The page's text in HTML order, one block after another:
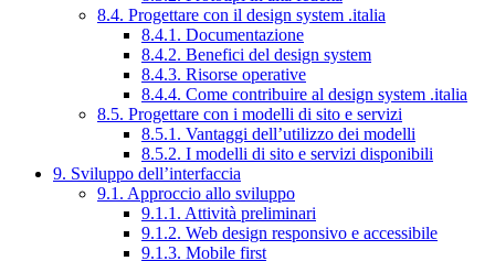
8.4. Progettare con il design system .italia
8.4.1. Documentazione
8.4.2. Benefici del design system
8.4.3. Risorse operative
8.4.4. Come contribuire al design system .italia
8.5. Progettare con i modelli di sito e servizi
8.5.1. Vantaggi dell’utilizzo dei modelli
8.5.2. I modelli di sito e servizi disponibili
9. Sviluppo dell’interfaccia
9.1. Approccio allo sviluppo
9.1.1. Attività preliminari
9.1.2. Web design responsivo e accessibile
9.1.3. Mobile first